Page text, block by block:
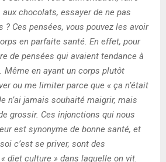
chocolats, essayer de ne pas
? Ces pensées, vous pouvez les avoir
en parfaite santé. En effet, pour
de pensées qui avaient tendance à
Même en ayant un corps plutôt
ou me limiter parce que « ça n’était
n’ai jamais souhaité maigrir, mais
grossir. Ces injonctions qui nous
est synonyme de bonne santé, et
c’est se priver, sont des
diet culture » dans laquelle on vit.